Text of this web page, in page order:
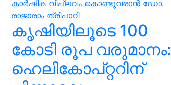
കൃഷിയിലൂടെ 100
കോടി രൂപ വരുമാനം:
ഹെലികോപ്റ്ററിന്